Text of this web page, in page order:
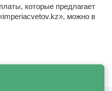
которые предлагает
можно в